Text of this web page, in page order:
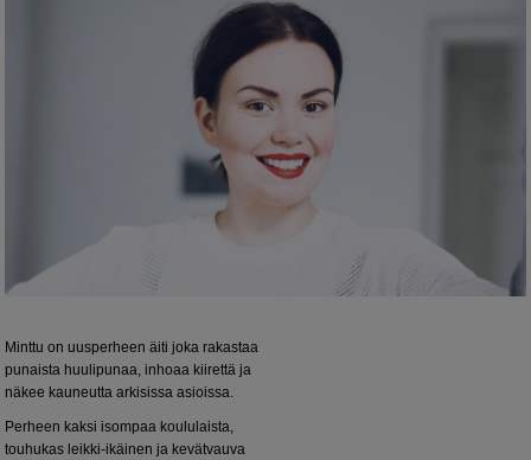
Minttu on uusperheen äiti joka rakastaa
punaista huulipunaa, inhoaa kiirettä ja
näkee kauneutta arkisissa asioissa.
Perheen kaksi isompaa koululaista,
touhukas leikki-ikäinen ja kevätvauva